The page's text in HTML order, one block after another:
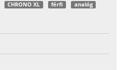
CHRONO XL férfi
analóg